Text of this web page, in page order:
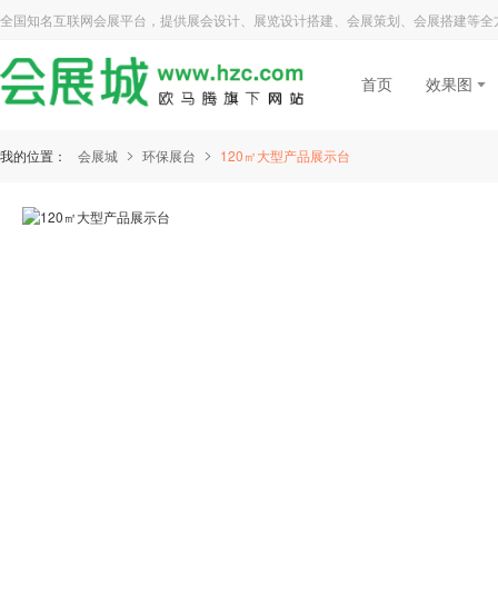
全国知名互联网会展平台，提供展会设计、展览设计搭建、会展策划、会展搭建等
首页 效果图
我的位置： 会展城 环保展台 120㎡大型产品展示台